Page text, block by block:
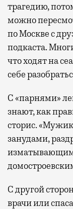
трагедию,
можно
по Москве с
подкаста.
что ходят на
себе
С «парнями»
знают, как
сторис.
занудами,
С другой
врачи или